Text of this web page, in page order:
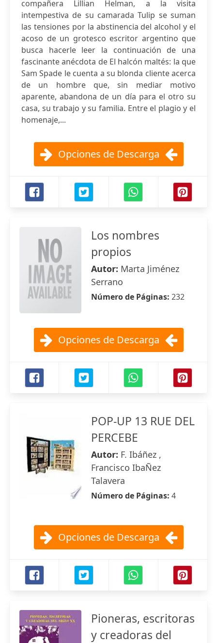
compañera Lillian Helman, a la visita
intempestiva de su camarada Tulip se suman
las tensiones por la abstinencia del alcohol y el
acoso de un grotesco escritor argentino que
busca hacerle leer la continuación de una
fascinante anécdota de El halcón maltés: la que
Sam Spade le cuenta a su blonda cliente acerca
de un hombre que, sin mediar motivo
aparente, abandona de un día para el otro su
casa, su trabajo y su familia. Entre el plagio y el
homenaje,...
Opciones de Descarga
Los nombres
propios
Autor: Marta Jiménez
Serrano
Número de Páginas: 232
Opciones de Descarga
POP-UP 13 RUE DEL
PERCEBE
Autor: F. Ibáñez ,
Francisco IbaÑez
Talavera
Número de Páginas: 4
Opciones de Descarga
Pioneras, escritoras
y creadoras del